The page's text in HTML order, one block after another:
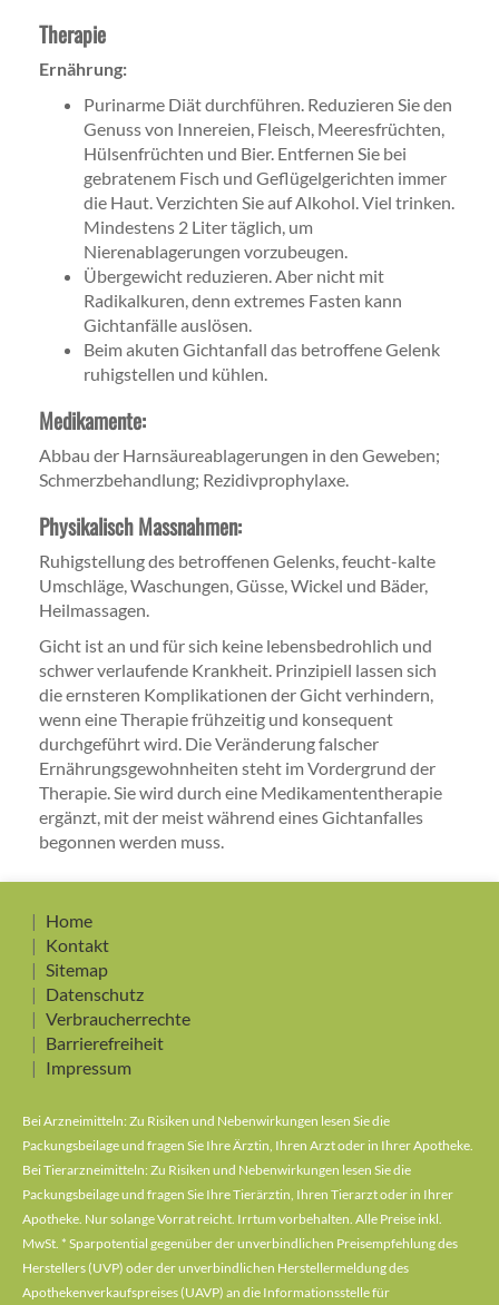
Therapie
Ernährung:
Purinarme Diät durchführen. Reduzieren Sie den
Genuss von Innereien, Fleisch, Meeresfrüchten,
Hülsenfrüchten und Bier. Entfernen Sie bei
gebratenem Fisch und Geflügelgerichten immer
die Haut. Verzichten Sie auf Alkohol. Viel trinken.
Mindestens 2 Liter täglich, um
Nierenablagerungen vorzubeugen.
Übergewicht reduzieren. Aber nicht mit
Radikalkuren, denn extremes Fasten kann
Gichtanfälle auslösen.
Beim akuten Gichtanfall das betroffene Gelenk
ruhigstellen und kühlen.
Medikamente:
Abbau der Harnsäureablagerungen in den Geweben;
Schmerzbehandlung; Rezidivprophylaxe.
Physikalisch Massnahmen:
Ruhigstellung des betroffenen Gelenks, feucht-kalte
Umschläge, Waschungen, Güsse, Wickel und Bäder,
Heilmassagen.
Gicht ist an und für sich keine lebensbedrohlich und
schwer verlaufende Krankheit. Prinzipiell lassen sich
die ernsteren Komplikationen der Gicht verhindern,
wenn eine Therapie frühzeitig und konsequent
durchgeführt wird. Die Veränderung falscher
Ernährungsgewohnheiten steht im Vordergrund der
Therapie. Sie wird durch eine Medikamententherapie
ergänzt, mit der meist während eines Gichtanfalles
begonnen werden muss.
Home
Kontakt
Sitemap
Datenschutz
Verbraucherrechte
Barrierefreiheit
Impressum
Bei Arzneimitteln: Zu Risiken und Nebenwirkungen lesen Sie die
Packungsbeilage und fragen Sie Ihre Ärztin, Ihren Arzt oder in Ihrer Apotheke.
Bei Tierarzneimitteln: Zu Risiken und Nebenwirkungen lesen Sie die
Packungsbeilage und fragen Sie Ihre Tierärztin, Ihren Tierarzt oder in Ihrer
Apotheke. Nur solange Vorrat reicht. Irrtum vorbehalten. Alle Preise inkl.
MwSt. * Sparpotential gegenüber der unverbindlichen Preisempfehlung des
Herstellers (UVP) oder der unverbindlichen Herstellermeldung des
Apothekenverkaufspreises (UAVP) an die Informationsstelle für